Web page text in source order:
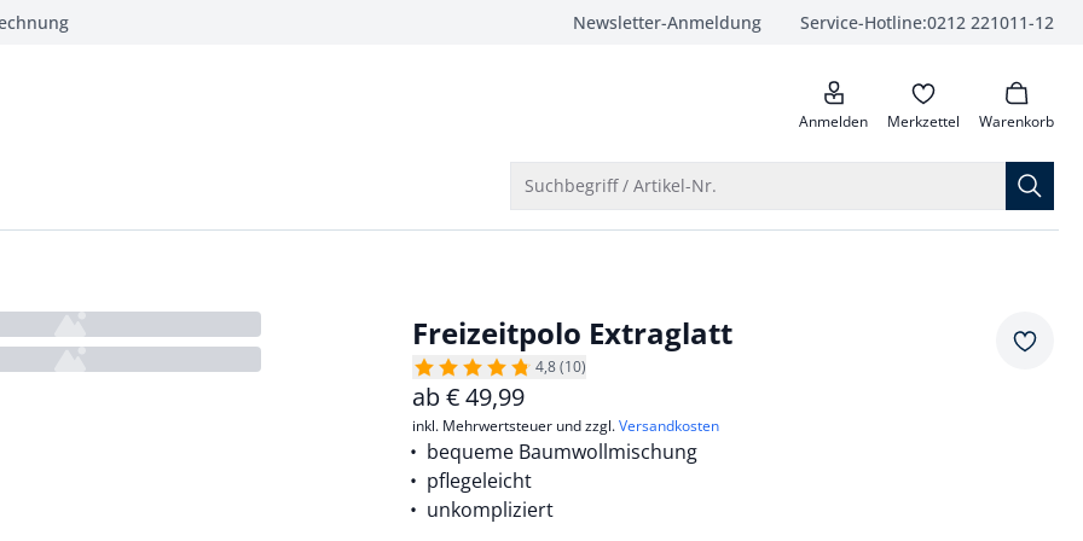
Newsletter-Anmeldung Service-Hotline:0212 221011-12
anrufen
Anmelden Merkzettel Warenkorb
Suchbegriff / Artikel-Nr.
Freizeitpolo Extraglatt
4,8 (10)
ab€49,99
inkl. Mehrwertsteuer und zzgl.Versandkosten
bequeme Baumwollmischung
pflegeleicht
unkompliziert